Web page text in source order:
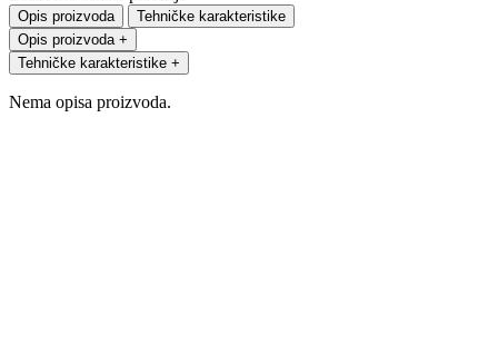
Opis proizvoda
Tehničke karakteristike
Opis proizvoda +
Tehničke karakteristike +
Nema opisa proizvoda.